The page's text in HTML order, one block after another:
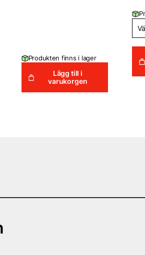
Produkten finns i lager
Lägg till i
varukorgen